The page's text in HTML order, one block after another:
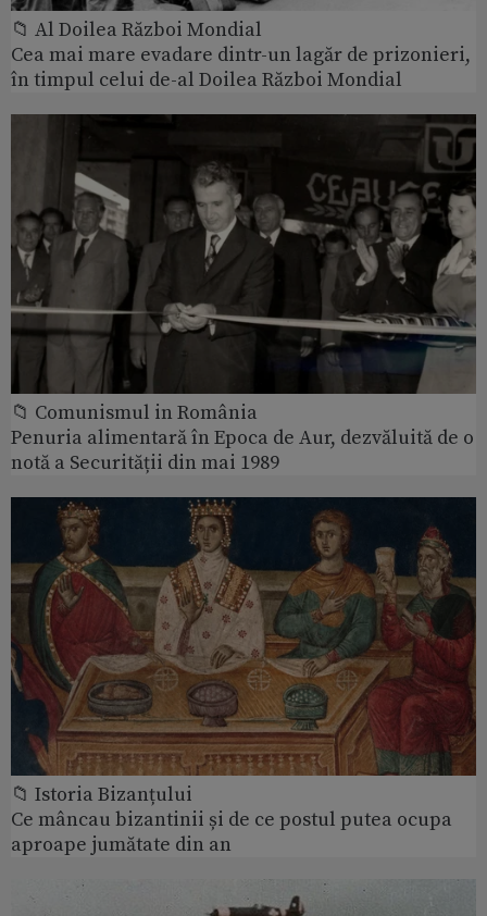
📁 Al Doilea Război Mondial
Cea mai mare evadare dintr-un lagăr de prizonieri,
în timpul celui de-al Doilea Război Mondial
📁 Comunismul in România
Penuria alimentară în Epoca de Aur, dezvăluită de o
notă a Securității din mai 1989
📁 Istoria Bizanțului
Ce mâncau bizantinii și de ce postul putea ocupa
aproape jumătate din an